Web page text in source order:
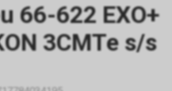
66-622 EXO+
3CMTe s/s